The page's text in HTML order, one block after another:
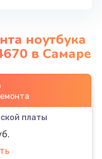
ноутбука
в Самаре
платы